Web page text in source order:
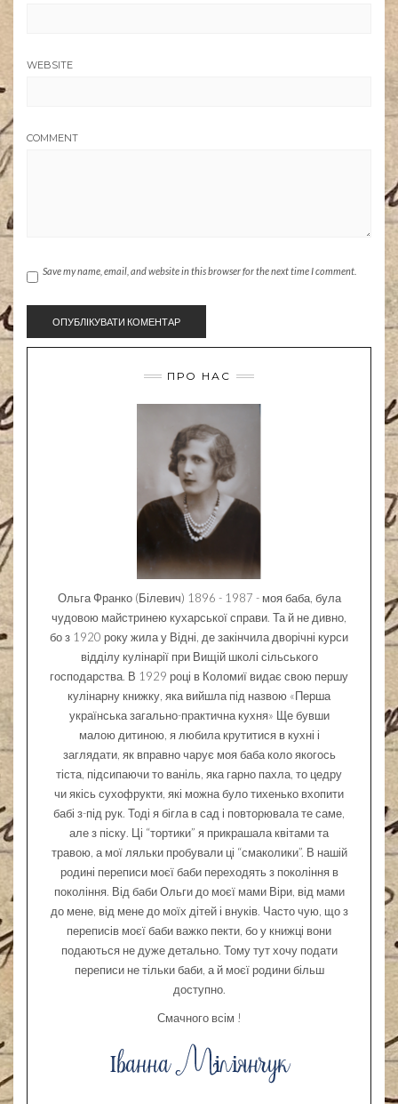
WEBSITE
COMMENT
Save my name, email, and website in this browser for the next time I comment.
ПРО НАС
Ольга Франко (Білевич) 1896 - 1987 - моя баба, була
чудовою майстринею кухарської справи. Та й не дивно,
бо з 1920 року жила у Відні, де закінчила дворічні курси
відділу кулінарії при Вищій школі сільського
господарства. В 1929 році в Коломиї видає свою першу
кулінарну книжку, яка вийшла під назвою «Перша
українська загально-практична кухня» Ще бувши
малою дитиною, я любила крутитися в кухні і
заглядати, як вправно чарує моя баба коло якогось
тіста, підсипаючи то ваніль, яка гарно пахла, то цедру
чи якісь сухофрукти, які можна було тихенько вхопити
бабі з-під рук. Тоді я бігла в сад і повторювала те саме,
але з піску. Ці “тортики” я прикрашала квітами та
травою, а мої ляльки пробували ці “смаколики”. В нашій
родині переписи моєї баби переходять з покоління в
покоління. Від баби Ольги до моєї мами Віри, від мами
до мене, від мене до моїх дітей і внуків. Часто чую, що з
переписів моєї баби важко пекти, бо у книжці вони
подаються не дуже детально. Тому тут хочу подати
переписи не тільки баби, а й моєї родини більш
доступно.
Смачного всім !